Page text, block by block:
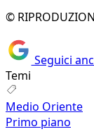
©
Seguici
Temi
Medio Oriente
Primo piano